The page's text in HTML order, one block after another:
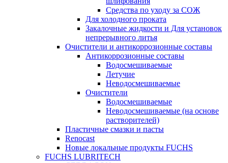
Средства по уходу за СОЖ
Для холодного проката
Закалочные жидкости и Для установок
непрерывного литья
Очистители и антикоррозионные составы
Антикоррозионные составы
Водосмешиваемые
Летучие
Неводосмешиваемые
Очистители
Водосмешиваемые
Неводосмешиваемые (на основе
растворителей)
Пластичные смазки и пасты
Renocast
Новые локальные продукты FUCHS
FUCHS LUBRITECH